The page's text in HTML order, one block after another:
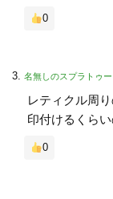
0
名無しのスプラトゥー
レティクル周
印付けるくら
0